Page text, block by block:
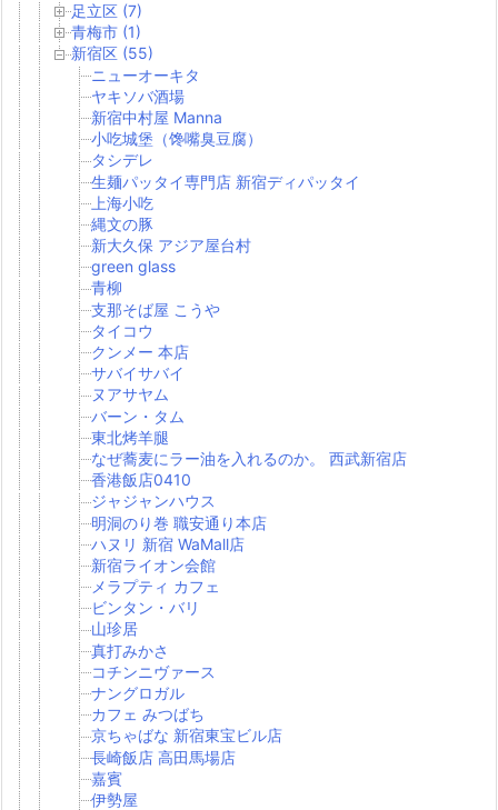
足立区 (7)
青梅市 (1)
新宿区 (55)
ニューオーキタ
ヤキソバ酒場
新宿中村屋 Manna
小吃城堡（馋嘴臭豆腐）
タシデレ
生麺パッタイ専門店 新宿ディパッタイ
上海小吃
縄文の豚
新大久保 アジア屋台村
green glass
青柳
支那そば屋 こうや
タイコウ
クンメー 本店
サバイサバイ
ヌアサヤム
バーン・タム
東北烤羊腿
なぜ蕎麦にラー油を入れるのか。 西武新宿店
香港飯店0410
ジャジャンハウス
明洞のり巻 職安通り本店
ハヌリ 新宿 WaMall店
新宿ライオン会館
メラプティ カフェ
ビンタン・バリ
山珍居
真打みかさ
コチンニヴァース
ナングロガル
カフェ みつばち
京ちゃばな 新宿東宝ビル店
長崎飯店 高田馬場店
嘉賓
伊勢屋